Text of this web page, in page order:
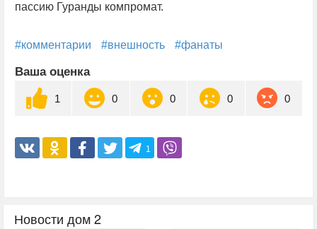
пассию Гуранды компромат.
#комментарии #внешность #фанаты
Ваша оценка
1 0 0 0 0
1
Новости дом 2